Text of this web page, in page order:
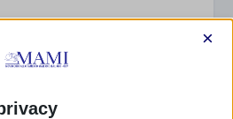
prima per il MAMI,
×